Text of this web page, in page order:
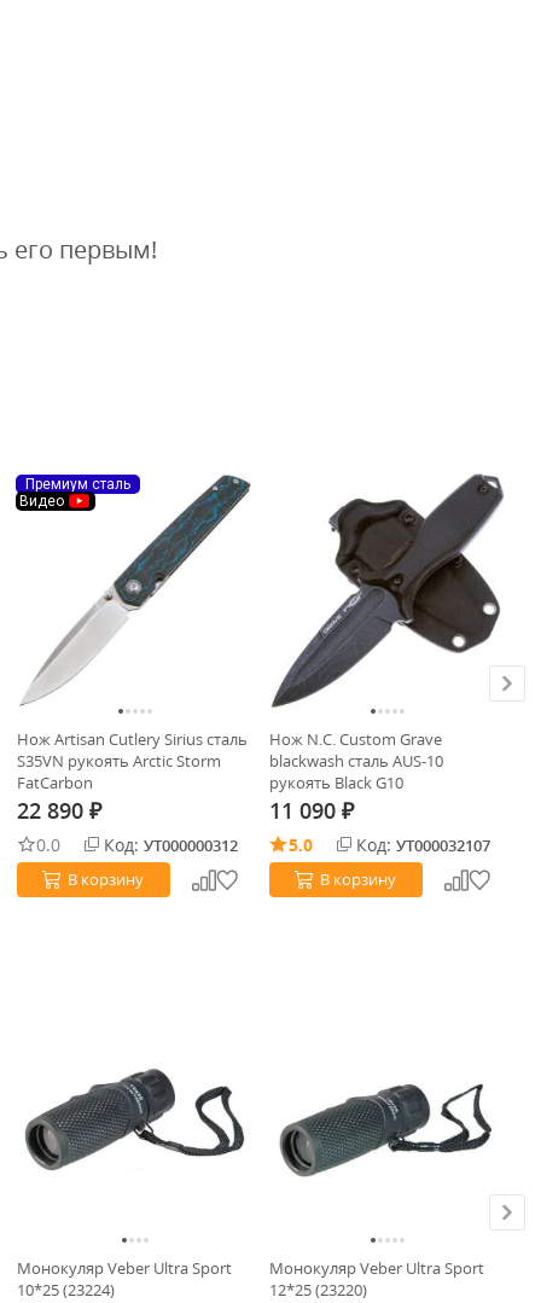
его первым!
Премиум сталь
Видео
Нож Artisan Cutlery Sirius сталь
S35VN рукоять Arctic Storm
FatCarbon
22 890 ₽
0.0 Код: УТ000000312
В корзину
Нож N.C. Custom Grave
blackwash сталь AUS-10
рукоять Black G10
11 090 ₽
5.0 Код: УТ000032107
В корзину
Монокуляр Veber Ultra Sport
10*25 (23224)
Монокуляр Veber Ultra Sport
12*25 (23220)